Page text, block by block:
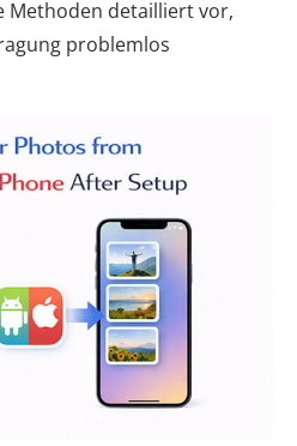
Methoden detailliert vor,
problemlos